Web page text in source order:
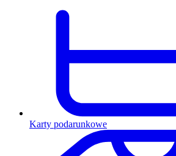
Karty podarunkowe